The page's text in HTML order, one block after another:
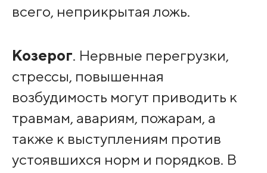
всего, неприкрытая ложь.
Козерог. Нервные перегрузки,
стрессы, повышенная
возбудимость могут приводить к
травмам, авариям, пожарам, а
также к выступлениям против
устоявшихся норм и порядков. В